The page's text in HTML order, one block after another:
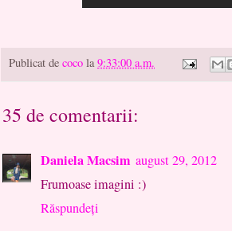
Publicat de coco la9:33:00 a.m.
35 de comentarii:
Daniela Macsim august 29, 2012
Frumoase imagini :)
Răspundeți